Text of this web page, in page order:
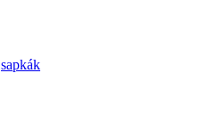
sapkák